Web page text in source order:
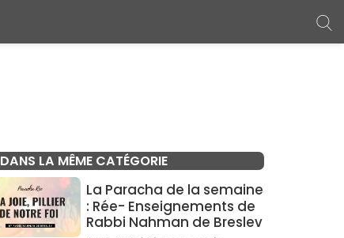
DANS LA MÊME CATÉGORIE
La Paracha de la semaine
: Rée- Enseignements de
Rabbi Nahman de Breslev